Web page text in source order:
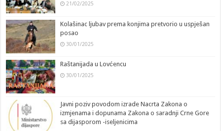
21/02/2025
Kolašinac ljubav prema konjima pretvorio u uspješan
posao
30/01/2025
Raštanijada u Lovćencu
30/01/2025
Javni poziv povodom izrade Nacrta Zakona o
izmjenama i dopunama Zakona o saradnji Crne Gore
sa dijasporom -iseljenicima